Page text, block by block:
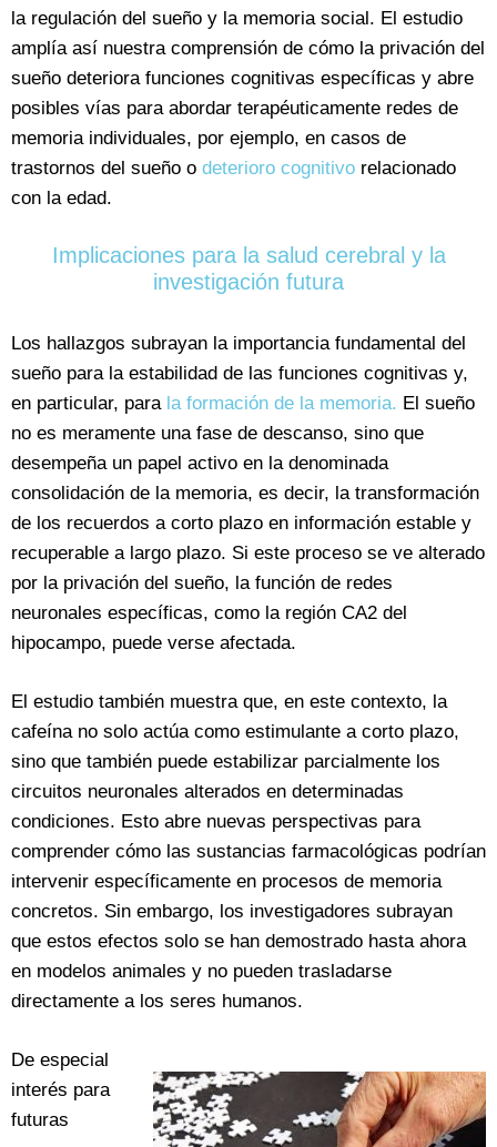
la regulación del sueño y la memoria social. El estudio
amplía así nuestra comprensión de cómo la privación del
sueño deteriora funciones cognitivas específicas y abre
posibles vías para abordar terapéuticamente redes de
memoria individuales, por ejemplo, en casos de
trastornos del sueño o deterioro cognitivo relacionado
con la edad.
Implicaciones para la salud cerebral y la
investigación futura
Los hallazgos subrayan la importancia fundamental del
sueño para la estabilidad de las funciones cognitivas y,
en particular, para la formación de la memoria. El sueño
no es meramente una fase de descanso, sino que
desempeña un papel activo en la denominada
consolidación de la memoria, es decir, la transformación
de los recuerdos a corto plazo en información estable y
recuperable a largo plazo. Si este proceso se ve alterado
por la privación del sueño, la función de redes
neuronales específicas, como la región CA2 del
hipocampo, puede verse afectada.
El estudio también muestra que, en este contexto, la
cafeína no solo actúa como estimulante a corto plazo,
sino que también puede estabilizar parcialmente los
circuitos neuronales alterados en determinadas
condiciones. Esto abre nuevas perspectivas para
comprender cómo las sustancias farmacológicas podrían
intervenir específicamente en procesos de memoria
concretos. Sin embargo, los investigadores subrayan
que estos efectos solo se han demostrado hasta ahora
en modelos animales y no pueden trasladarse
directamente a los seres humanos.
De especial
interés para
futuras